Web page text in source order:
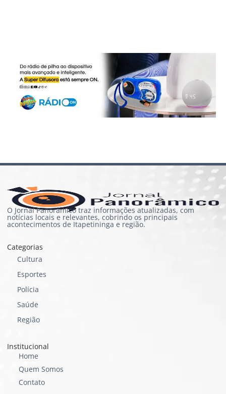
O Jornal Panorâmico traz informações atualizadas, com
notícias locais e relevantes, cobrindo os principais
acontecimentos de Itapetininga e região.
Categorias
Cultura
Esportes
Polícia
Saúde
Região
Institucional
Home
Quem Somos
Contato